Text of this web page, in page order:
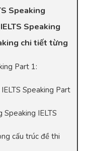
Speaking
Speaking
chi tiết từng
Part 1:
Speaking Part
Speaking IELTS
cấu trúc đề thi